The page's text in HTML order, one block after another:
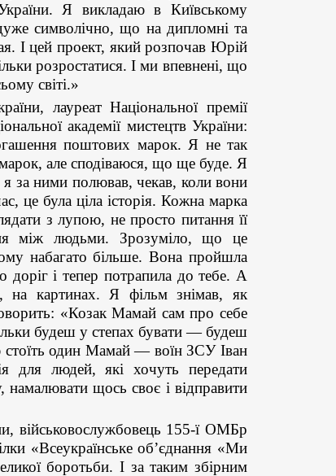
Я викладаю в Київському
символічно, що на дипломні та
І цей проект, який розпочав Юрій
розростатися. І ми впевнені, що
світі.»
лауреат Національної премії
академії мистецтв України:
поштових марок. Я не так
марок, але сподіваюся, що ще буде. Я
я за ними полював, чекав, коли вони
це була ціла історія. Кожна марка
з лупою, не просто питання її
між людьми. Зрозуміло, що це
набагато більше. Вона пройшла
доріг і тепер потрапила до тебе. А
на картинах. Я фільм знімав, як
«Козак Мамай сам про себе
будеш у степах бувати — будеш
стоїть один Мамай — воїн ЗСУ Іван
для людей, які хочуть передати
намалювати щось своє і відправити
військовослужбовець 155-ї ОМБр
«Всеукраїнське об’єднання «Ми
боротьби. І за таким збірним